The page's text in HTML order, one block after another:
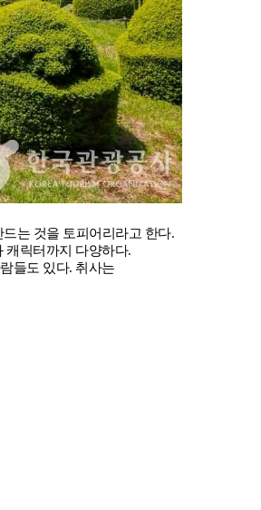
는 것을 토피어리라고 한다.
캐릭터까지 다양하다.
들도 있다. 취사는